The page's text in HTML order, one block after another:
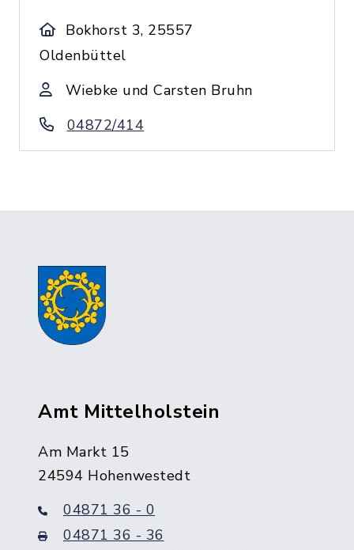
Bokhorst 3, 25557
Oldenbüttel
Wiebke und Carsten Bruhn
04872/414
Amt Mittelholstein
Am Markt 15
24594 Hohenwestedt
04871 36 - 0
04871 36 - 36